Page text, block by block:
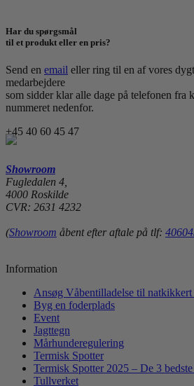
Har du spørgsmål
til et produkt eller en pris?
Send en email eller ring til en af vores
medarbejdere
som sidder klar alle dage på telefonen fra
nummeret nedenfor.
+45 40 60 45 47
Showroom
Fugledalen 4,
4000 Roskilde
CVR: 2631 4232
(Showroom åbent efter aftale på tlf:
Information
Ansøg Våbentilladelse til
Byg en foderplads
Event
Jagttegn
Mårhunderegulering
Termisk Spotter
Termisk Spotter 2025 – De 3
Tullverket